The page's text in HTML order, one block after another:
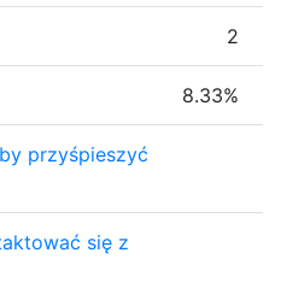
2
8.33%
przyśpieszyć
się z